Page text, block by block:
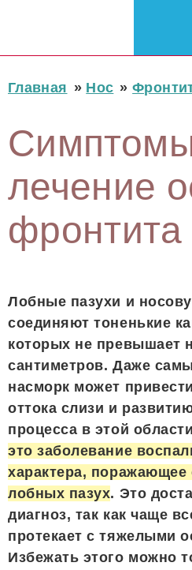
Главная » Нос »
лечение
фронтита
Лобные пазухи и
соединяют тоненькие
которых не превышает
сантиметров. Даже
насморк может
оттока слизи и
процесса в этой
это заболевание
характера, поражающее
лобных пазух. Это
диагноз, так как чаще
протекает с тяжелыми
Избежать этого можно